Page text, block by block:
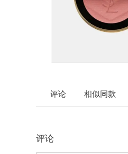
评论 相似同款
评论